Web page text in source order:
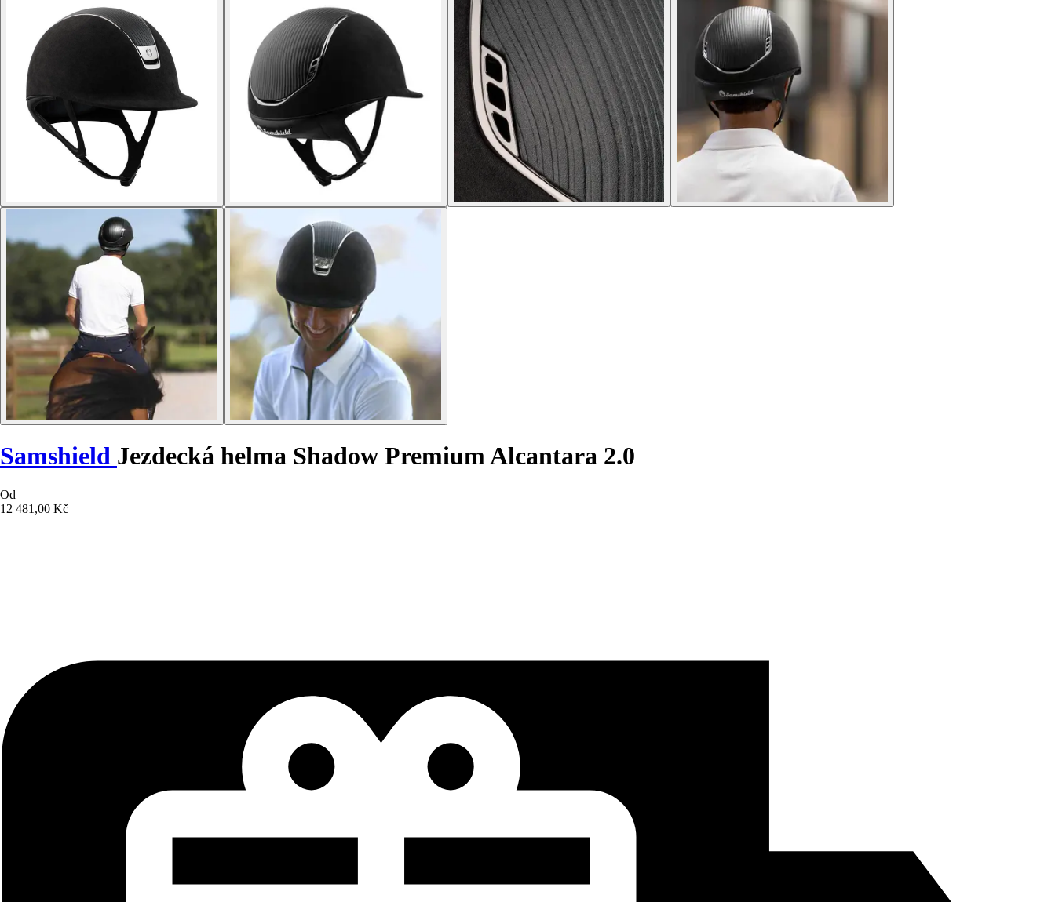
Samshield Jezdecká helma Shadow Premium Alcantara 2.0
Od
12 481,00 Kč